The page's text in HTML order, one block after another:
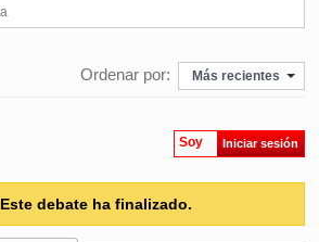
Ordenar por: Más recientes
Soy Iniciar sesión
Este debate ha finalizado.